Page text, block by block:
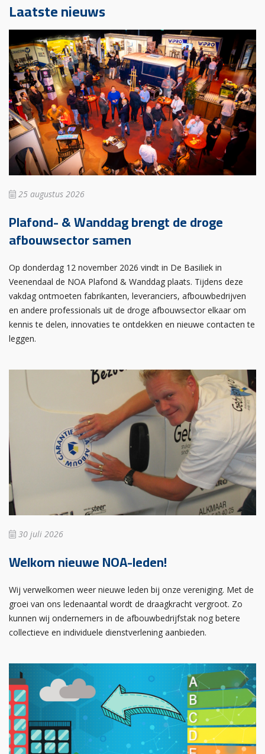
Laatste nieuws
25 augustus 2026
Plafond- & Wanddag brengt de droge
afbouwsector samen
Op donderdag 12 november 2026 vindt in De Basiliek in
Veenendaal de NOA Plafond & Wanddag plaats. Tijdens deze
vakdag ontmoeten fabrikanten, leveranciers, afbouwbedrijven
en andere professionals uit de droge afbouwsector elkaar om
kennis te delen, innovaties te ontdekken en nieuwe contacten te
leggen.
30 juli 2026
Welkom nieuwe NOA-leden!
Wij verwelkomen weer nieuwe leden bij onze vereniging. Met de
groei van ons ledenaantal wordt de draagkracht vergroot. Zo
kunnen wij ondernemers in de afbouwbedrijfstak nog betere
collectieve en individuele dienstverlening aanbieden.